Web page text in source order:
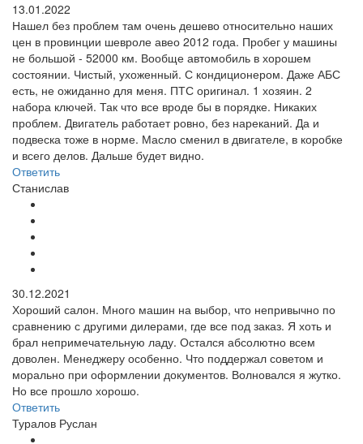
13.01.2022
Нашел без проблем там очень дешево относительно наших
цен в провинции шевроле авео 2012 года. Пробег у машины
не большой - 52000 км. Вообще автомобиль в хорошем
состоянии. Чистый, ухоженный. С кондиционером. Даже АБС
есть, не ожиданно для меня. ПТС оригинал. 1 хозяин. 2
набора ключей. Так что все вроде бы в порядке. Никаких
проблем. Двигатель работает ровно, без нареканий. Да и
подвеска тоже в норме. Масло сменил в двигателе, в коробке
и всего делов. Дальше будет видно.
Ответить
Станислав
30.12.2021
Хороший салон. Много машин на выбор, что непривычно по
сравнению с другими дилерами, где все под заказ. Я хоть и
брал непримечательную ладу. Остался абсолютно всем
доволен. Менеджеру особенно. Что поддержал советом и
морально при оформлении документов. Волновался я жутко.
Но все прошло хорошо.
Ответить
Туралов Руслан